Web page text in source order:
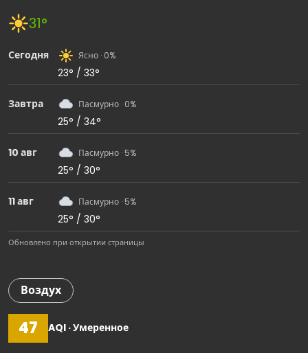
31°
Сегодня Ясно · 0%
23° / 33°
Завтра Пасмурно · 0%
25° / 34°
10 авг Пасмурно · 5%
25° / 30°
11 авг Пасмурно · 5%
25° / 30°
Обновлено при открытии страницы
Воздух
47 AQI · Умеренное